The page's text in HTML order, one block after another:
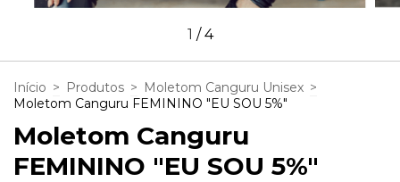
1 /4
Início > Produtos > Moletom Canguru Unisex >
Moletom Canguru FEMININO "EU SOU 5%"
Moletom Canguru
FEMININO "EU SOU 5%"